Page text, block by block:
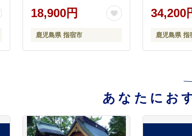
18,900円
鹿児島県 指宿市
丑の日 う
ふっくら 小
34,200
鹿児島県 指
あなたにお